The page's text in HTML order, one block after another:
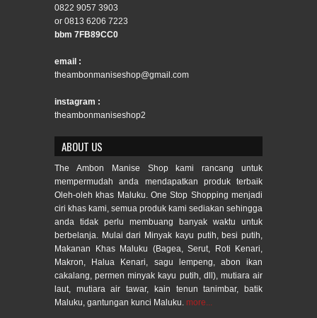
0822 9057 3903
or 0813 6206 7223
bbm 7FB89CC0
email :
theambonmaniseshop@gmail.com
instagram :
theambonmaniseshop2
ABOUT US
The Ambon Manise Shop kami rancang untuk
mempermudah anda mendapatkan produk terbaik
Oleh-oleh khas Maluku. One Stop Shopping menjadi
ciri khas kami, semua produk kami sediakan sehingga
anda tidak perlu membuang banyak waktu untuk
berbelanja. Mulai dari Minyak kayu putih, besi putih,
Makanan Khas Maluku (Bagea, Serut, Roti Kenari,
Makron, Halua Kenari, sagu lempeng, abon ikan
cakalang, permen minyak kayu putih, dll), mutiara air
laut, mutiara air tawar, kain tenun tanimbar, batik
Maluku, gantungan kunci Maluku. more...